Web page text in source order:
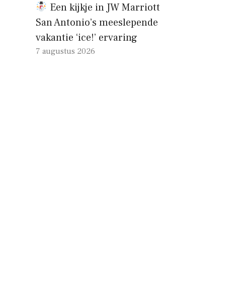
Een kijkje in JW Marriott
San Antonio’s meeslepende
vakantie ‘ice!’ ervaring
7 augustus 2026